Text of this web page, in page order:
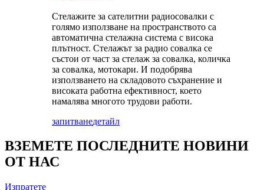
Стелажите за сателитни радиосовалки с
голямо използване на пространството са
автоматична стелажна система с висока
плътност. Стелажът за радио совалка се
състои от част за стелаж за совалка, количка
за совалка, мотокари. И подобрява
използването на складовото съхранение и
високата работна ефективност, което
намалява многото трудови работи.
запитванедетайл
ВЗЕМЕТЕ ПОСЛЕДНИТЕ НОВИНИ
ОТ НАС
Изпратете